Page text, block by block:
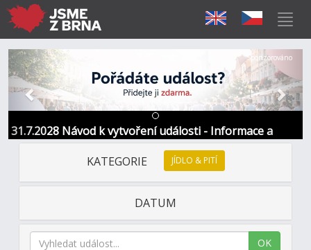
31.7.2028 Návod k vytvoření události - Informace a
kontakt
Předchozí Další
Sponzorováno
KATEGORIE JÍDLO & PITÍ
DATUM
OK